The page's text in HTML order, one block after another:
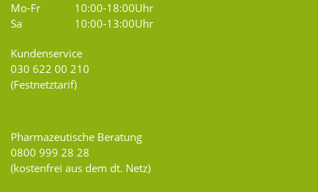
Mo-Fr
10:00-18:00Uhr
Sa
10:00-13:00Uhr
Kundenservice
030 622 00 210
(Festnetztarif)
Pharmazeutische Beratung
0800 999 28 28
(kostenfrei aus dem dt. Netz)